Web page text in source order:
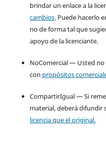
brindar un enlace a la
cambios. Puede hacerlo
no de forma tal que
apoyo de la licenciante.
NoComercial — Usted
con propósitos
CompartirIgual — Si
material, deberá difundir
licencia que el original.